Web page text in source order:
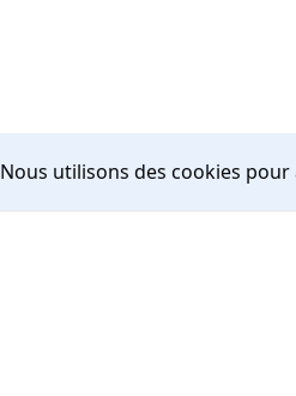
Nous utilisons des cookies